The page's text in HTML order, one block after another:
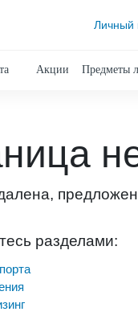
Личный
Акции Предметы
разделами: